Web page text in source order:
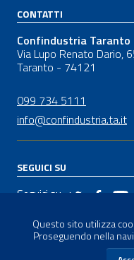
CONTATTI
Confindustria Taranto
Via Lupo Renato Dario,
Taranto - 74121
099 734 5111
info@confindustria.ta.it
SEGUICI SU
Seguici su
Sezione
Privacy-Cookies |
Questo sito utilizza
Proseguendo nella